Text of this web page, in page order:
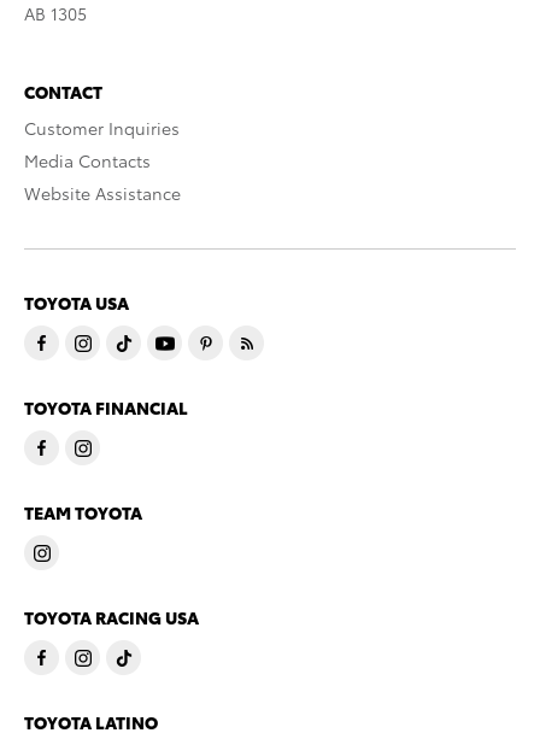
AB 1305
CONTACT
Customer Inquiries
Media Contacts
Website Assistance
TOYOTA USA
TOYOTA FINANCIAL
TEAM TOYOTA
TOYOTA RACING USA
TOYOTA LATINO